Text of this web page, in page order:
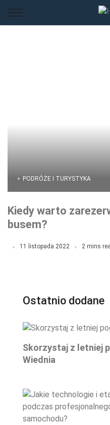
PODRÓŻE I TURYSTYKA
Kiedy warto
busem?
11 listopada 2022 2 mins
Ostatnio dodane
Skorzystaj z letniej
Wiednia